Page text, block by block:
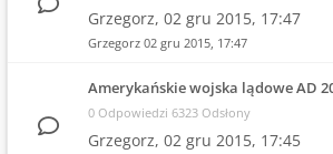
Grzegorz, 02 gru 2015, 17:47
Grzegorz 02 gru 2015, 17:47
Amerykańskie wojska lądowe AD
0 Odpowiedzi 6323 Odsłony
Grzegorz, 02 gru 2015, 17:45